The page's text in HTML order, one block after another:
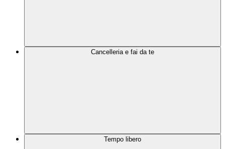
Cancelleria e fai da te
Tempo libero